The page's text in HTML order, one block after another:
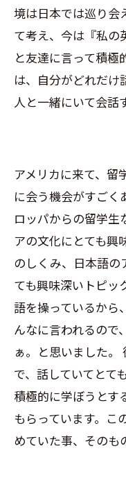
境は日本では巡り会
て考え、今は『私の
と友達に言って積極
は、自分がどれだけ
人と一緒にいて会話
アメリカに来て、留
に会う機会がすごく
ロッパからの留学生
アの文化にとても興
のしくみ、日本語の
ても興味深いトピッ
語を操っているから
んなに言われるので
ぁ。と思いました。
で、話していてとて
積極的に学ぼうとす
もらっています。こ
めていた事、そのも